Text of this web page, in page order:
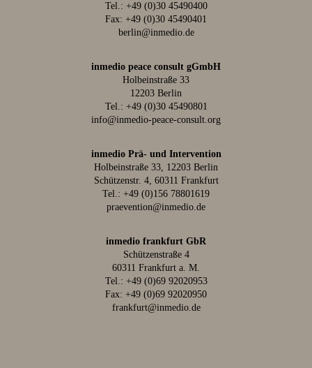
Tel.: +49 (0)30 45490400
Fax: +49 (0)30 45490401
berlin@inmedio.de
inmedio peace consult gGmbH
Holbeinstraße 33
12203 Berlin
Tel.: +49 (0)30 45490801
info@inmedio-peace-consult.org
inmedio Prä- und Intervention
Holbeinstraße 33, 12203 Berlin
Schützenstr. 4, 60311 Frankfurt
Tel.: +49 (0)156 78801619
praevention@inmedio.de
inmedio frankfurt GbR
Schützenstraße 4
60311 Frankfurt a. M.
Tel.: +49 (0)69 92020953
Fax: +49 (0)69 92020950
frankfurt@inmedio.de